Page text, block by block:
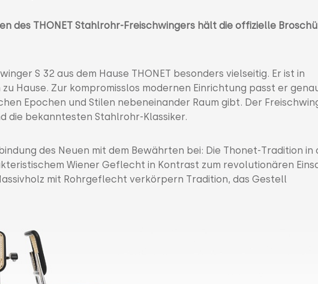
des THONET Stahlrohr-Freischwingers hält die offizielle
S 32 aus dem Hause THONET besonders vielseitig. Er ist in
Hause. Zur kompromisslos modernen Einrichtung passt er
Epochen und Stilen nebeneinander Raum gibt. Der
die bekanntesten Stahlrohr-Klassiker.
des Neuen mit dem Bewährten bei: Die Thonet-Tradition in
Wiener Geflecht in Kontrast zum revolutionären
mit Rohrgeflecht verkörpern Tradition, das Gestell